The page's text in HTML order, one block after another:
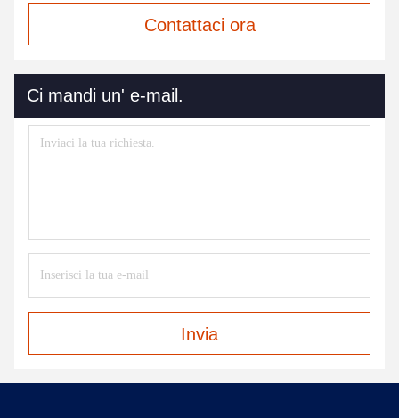
Contattaci ora
Ci mandi un' e-mail.
Invia